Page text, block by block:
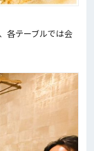
各テーブルでは会